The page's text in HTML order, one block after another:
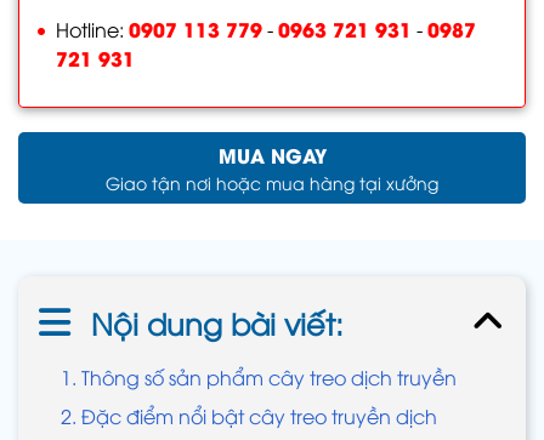
Hotline: 0907 113 779-0963 721 931 -0987
721 931
MUA NGAY
Giao tận nơi hoặc mua hàng tại xưởng
Nội dung bài viết:
1. Thông số sản phẩm cây treo dịch truyền
2. Đặc điểm nổi bật cây treo truyền dịch